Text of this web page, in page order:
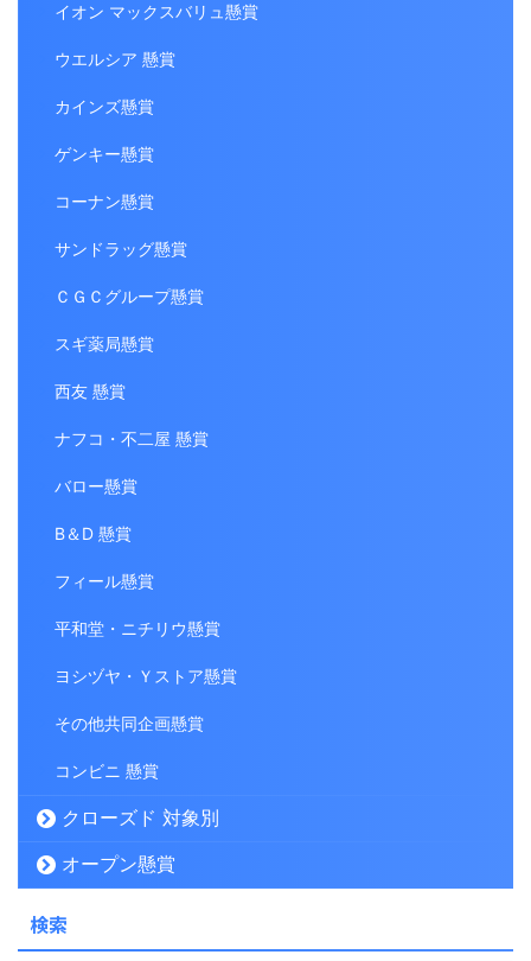
イオン マックスバリュ懸賞
ウエルシア 懸賞
カインズ懸賞
ゲンキー懸賞
コーナン懸賞
サンドラッグ懸賞
ＣＧＣグループ懸賞
スギ薬局懸賞
西友 懸賞
ナフコ・不二屋 懸賞
バロー懸賞
B＆D 懸賞
フィール懸賞
平和堂・ニチリウ懸賞
ヨシヅヤ・Ｙストア懸賞
その他共同企画懸賞
コンビニ 懸賞
クローズド 対象別
オープン懸賞
検索